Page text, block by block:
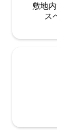
敷地
ス⁠